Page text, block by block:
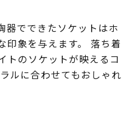
器でできたソケットはホ
印象を与えます。 落ち着
トのソケットが映えるコ
ルに合わせてもおしゃれ